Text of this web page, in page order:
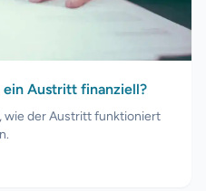
Austritt finanziell?
wie der Austritt funktioniert